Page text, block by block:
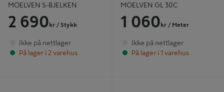
MOELVEN S-BJELKEN
2 690 kr / Stykk
Ikke på nettlager
På lager i 2 varehus
MOELVEN GL 30C
1 060 kr / Meter
Ikke på nettlager
På lager i 1 varehus